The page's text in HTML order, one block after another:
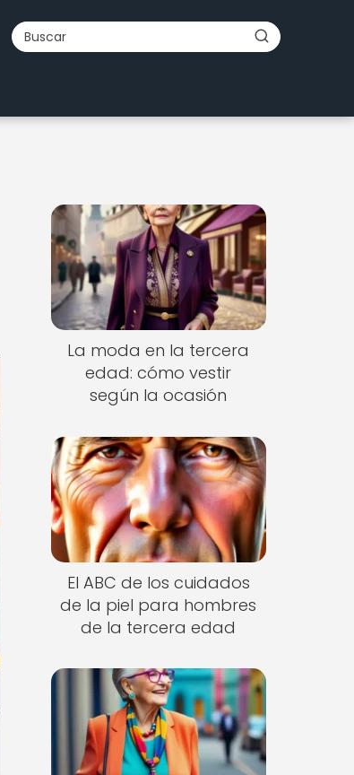
La moda en la tercera
edad: cómo vestir
según la ocasión
El ABC de los cuidados
de la piel para hombres
de la tercera edad